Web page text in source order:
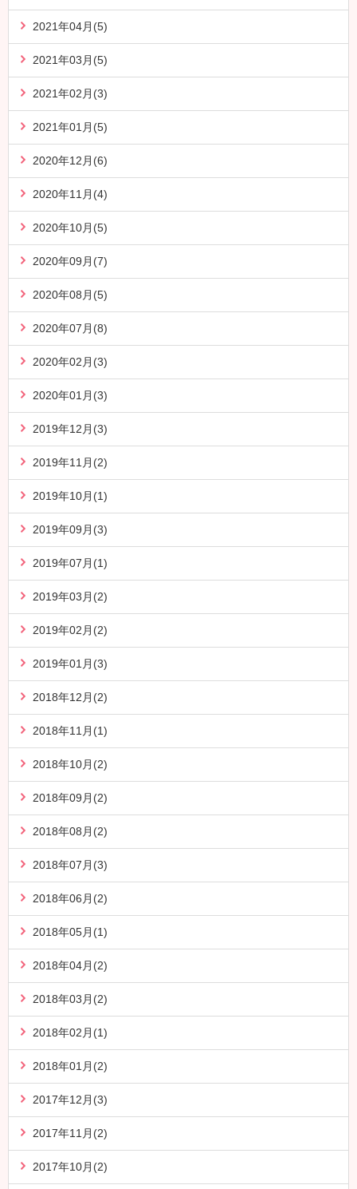
2021年04月(5)
2021年03月(5)
2021年02月(3)
2021年01月(5)
2020年12月(6)
2020年11月(4)
2020年10月(5)
2020年09月(7)
2020年08月(5)
2020年07月(8)
2020年02月(3)
2020年01月(3)
2019年12月(3)
2019年11月(2)
2019年10月(1)
2019年09月(3)
2019年07月(1)
2019年03月(2)
2019年02月(2)
2019年01月(3)
2018年12月(2)
2018年11月(1)
2018年10月(2)
2018年09月(2)
2018年08月(2)
2018年07月(3)
2018年06月(2)
2018年05月(1)
2018年04月(2)
2018年03月(2)
2018年02月(1)
2018年01月(2)
2017年12月(3)
2017年11月(2)
2017年10月(2)